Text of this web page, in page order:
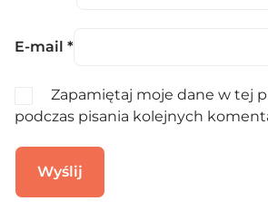
E-mail *
Zapamiętaj moje dane w tej
podczas pisania kolejnych